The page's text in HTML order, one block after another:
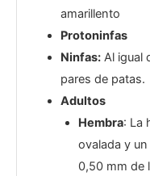
amarillento
Protoninfas
Ninfas:Al igual
pares de patas.
Adultos
Hembra: La
ovalada y
0,50 mm de